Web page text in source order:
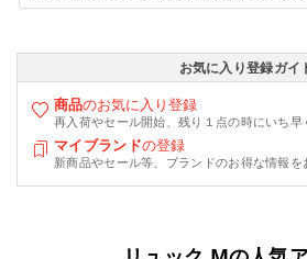
お気に入り登録ガイ
商品のお気に入り登録
再入荷やセール開始、残り１点の時にいち早
マイブランドの登録
新商品やセール等、ブランドのお得な情報を